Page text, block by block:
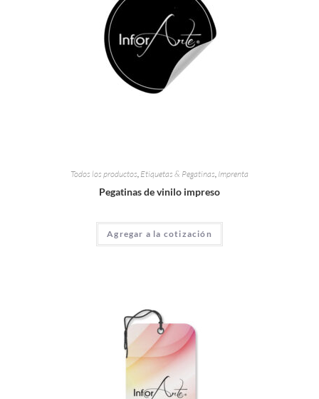
Todos los productos, Etiquetas & Pegatinas, Imprenta
Pegatinas de vinilo impreso
Agregar a la cotización